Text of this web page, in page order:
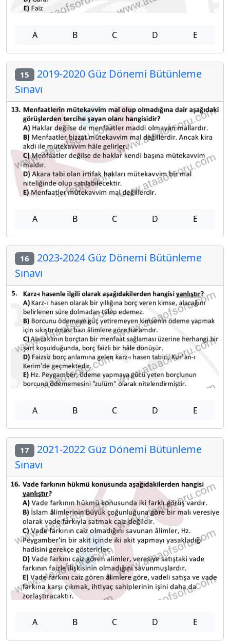
A B C D E
15 2019-2020 Güz Dönemi Bütünleme
Sınavı
A B C D E
16 2023-2024 Güz Dönemi Bütünleme
Sınavı
A B C D E
17 2021-2022 Güz Dönemi Bütünleme
Sınavı
A B C D E